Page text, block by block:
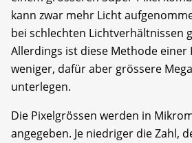
kann zwar mehr Licht
bei schlechten Lichtverhältnissen
Allerdings ist diese Methode einer
weniger, dafür aber grössere
unterlegen.
Die Pixelgrössen werden in
angegeben. Je niedriger die Zahl,